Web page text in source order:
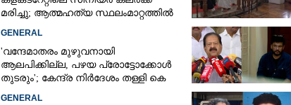
മരിച്ചു; ആത്മഹത്യ സ്ഥലംമാറ്റത്തിൽ
GENERAL
'വന്ദേമാതരം മുഴുവനായി
ആലപിക്കില്ല, പഴയ പ്രോട്ടോക്കോൾ
തുടരും'; കേന്ദ്ര നിർദേശം തള്ളി കെ
GENERAL